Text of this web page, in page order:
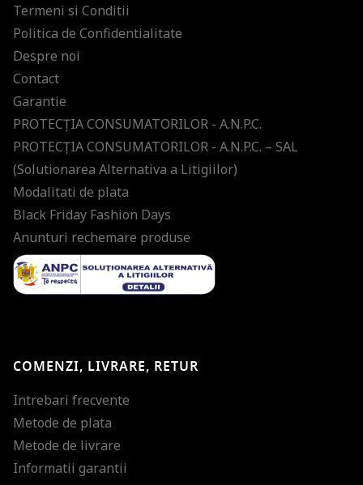
Termeni si Conditii
Politica de Confidentialitate
Despre noi
Contact
Garantie
PROTECŢIA CONSUMATORILOR - A.N.P.C.
PROTECŢIA CONSUMATORILOR - A.N.P.C. – SAL
(Solutionarea Alternativa a Litigiilor)
Modalitati de plata
Black Friday Fashion Days
Anunturi rechemare produse
COMENZI, LIVRARE, RETUR
Intrebari frecvente
Metode de plata
Metode de livrare
Informatii garantii